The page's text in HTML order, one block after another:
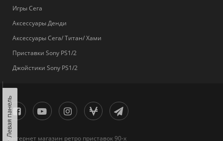
Игры Сега
Аксессуары Денди
Аксессуары Сега/ Титан/ Хами
Приставки Sony PS1/2
Джойстики Sony PS1/2
Интернет магазин ретро приставок 90-х
Левая панель